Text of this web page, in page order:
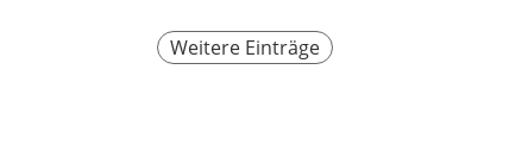
Weitere Einträge